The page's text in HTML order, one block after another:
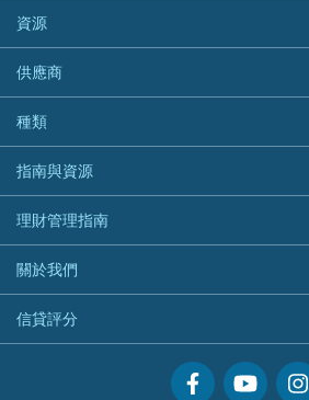
Promise 邦民日本財務
Rabbit Credit月兔信貸
Standard Chartered 渣打銀行
UA 亞洲聯合財務
WeLab Bank
WeLend 貸款
SIM
Airwallex信用卡
樓宇火險
澳洲旅遊保險及資訊
長者嘆世界
家庭親子遊
自駕遊比較
相機有得保
專為孕婦設計的最佳旅遊保險
最佳滑雪旅遊保險
最適合BB的旅遊保險
中國銀行
Bolttech 保特
Blue Cross 藍十字
中國平安
HSBC滙豐銀行
MSIG 三井住友
Prudential 保誠
QBE 昆士蘭
Starr
bolttech保障汽車保險
Zurich蘇黎世汽車保險
QBE昆士蘭汽車保險
平安汽車保險
老虎證券
uSMART 盈立證券
華盛証券
長橋證券
WeBull微牛證券
漲樂全球通｜華泰國際
OSL
富途牛牛好唔好？
Webull微牛證券好唔好？
Longbridge長橋證券好唔好？
老虎證券好唔好？
華盛証券好唔好？
漲樂全球通好唔好？
IB盈透證券好唔好？
盈立證券 uSMART 好唔好？
Stashaway好唔好？
資源
股票戶口開戶
證券行邊間好？
港股5隻高息ETF精選
什麼是ETF？
香港30大高息股排行
黃金ETF懶人包
最值得注意的比特幣ETF
選股策略：五步調查攻略
供應商
銀行戶口比較
尊尚銀行戶口
Citi Plus
中信銀行inMotion
Airwallex銀行
種類
定期存款
港元定存
人民幣定存
美元定存
英鎊定存
澳元定存
指南與資源
理財資訊
識慳識賺
債務管理
投資理財
置業安居
理財管理指南
常用相關詞彙
MoneyHero電子報
所有合作銀行或機構
關於我們
服務承諾
網上支援
信貸評分